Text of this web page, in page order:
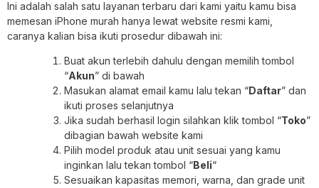
Ini adalah salah satu layanan terbaru dari kami yaitu kamu bisa
memesan iPhone murah hanya lewat website resmi kami,
caranya kalian bisa ikuti prosedur dibawah ini:
Buat akun terlebih dahulu dengan memilih tombol
“Akun” di bawah
Masukan alamat email kamu lalu tekan “Daftar” dan
ikuti proses selanjutnya
Jika sudah berhasil login silahkan klik tombol “Toko”
dibagian bawah website kami
Pilih model produk atau unit sesuai yang kamu
inginkan lalu tekan tombol “Beli“
Sesuaikan kapasitas memori, warna, dan grade unit